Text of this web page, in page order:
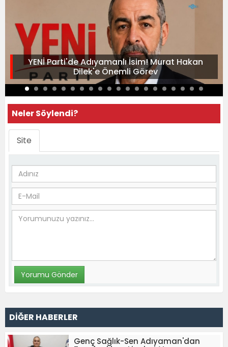
YENİ Parti'de Adıyamanlı İsim! Murat Hakan
Dilek'e Önemli Görev
Neler Söylendi?
Site
DİĞER HABERLER
Genç Sağlık-Sen Adıyaman'dan